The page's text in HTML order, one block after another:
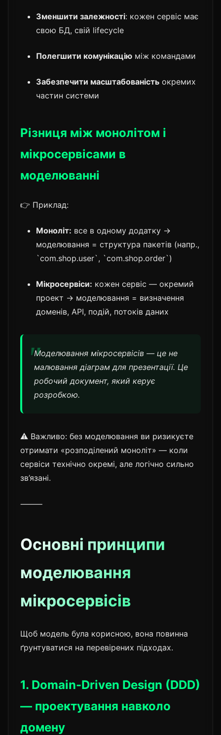
Зменшити залежності: кожен сервіс має
свою БД, свій lifecycle
Полегшити комунікацію між командами
Забезпечити масштабованість окремих
частин системи
Різниця між монолітом і
мікросервісами в
моделюванні
👉 Приклад:
Моноліт: все в одному додатку →
моделювання = структура пакетів (напр.,
`com.shop.user`, `com.shop.order`)
Мікросервіси: кожен сервіс — окремий
проект → моделювання = визначення
доменів, API, подій, потоків даних
Моделювання мікросервісів — це не
малювання діаграм для презентації. Це
робочий документ, який керує
розробкою.
⚠️ Важливо: без моделювання ви ризикуєте
отримати «розподілений моноліт» — коли
сервіси технічно окремі, але логічно сильно
зв’язані.
⸻
Основні принципи
моделювання
мікросервісів
Щоб модель була корисною, вона повинна
ґрунтуватися на перевірених підходах.
1. Domain-Driven Design (DDD)
— проектування навколо
домену